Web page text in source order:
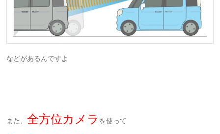
などがあるんですよ
また、全方位カメラ を使って